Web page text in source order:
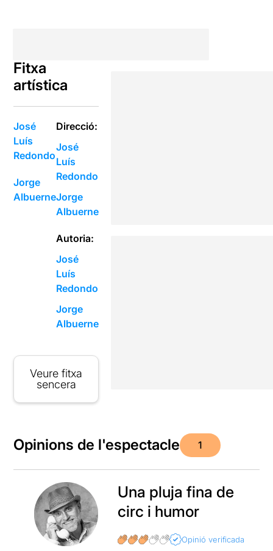
Fitxa
artística
José
Luís
Redondo
Jorge
Albuerne
Direcció:
José
Luís
Redondo
Jorge
Albuerne
Autoria:
José
Luís
Redondo
Jorge
Albuerne
Veure fitxa
sencera
Opinions de l'espectacle 1
Una pluja fina de
circ i humor
Opinió verificada